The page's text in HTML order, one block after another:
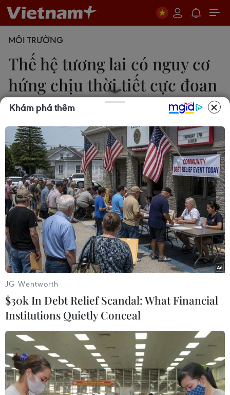
MÔI TRƯỜNG
Thế hệ tương lai có nguy cơ
hứng chịu thời tiết cực đoan
hơn
Hoàng Châu
27/09/2021 06:39
Trẻ em sẽ phải hứng chịu số đợt nắng nóng gấp 7
lần và các đợt hạn hán, lũ lụt cũng như mất mùa
gấp gần 3 lần, do tình trạng biến đổi khí hậu đang
diễn ra nhanh chóng.
Trẻ em chơi đùa dưới vòi phun nước để tránh nóng tại New
Khám phá thêm
JG Wentworth
$30k In Debt Relief Scandal: What Financial
Institutions Quietly Conceal